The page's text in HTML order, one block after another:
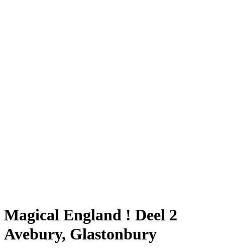
Magical England ! Deel 2
Avebury, Glastonbury